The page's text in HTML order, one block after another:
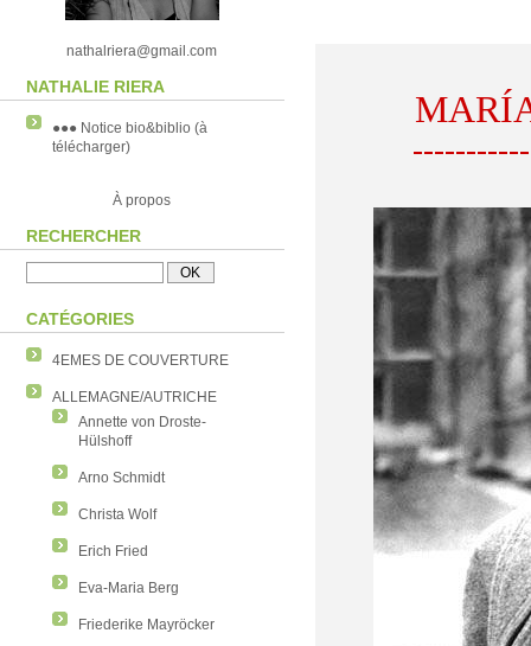
nathalriera@gmail.com
NATHALIE RIERA
●●● Notice bio&biblio (à
télécharger)
À propos
RECHERCHER
CATÉGORIES
4EMES DE COUVERTURE
ALLEMAGNE/AUTRICHE
Annette von Droste-
Hülshoff
Arno Schmidt
Christa Wolf
Erich Fried
Eva-Maria Berg
Friederike Mayröcker